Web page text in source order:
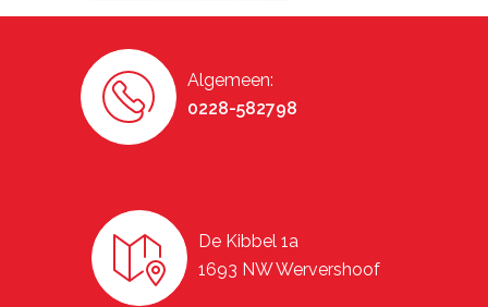
Algemeen:
0228-582798
De Kibbel 1a
1693 NW Wervershoof